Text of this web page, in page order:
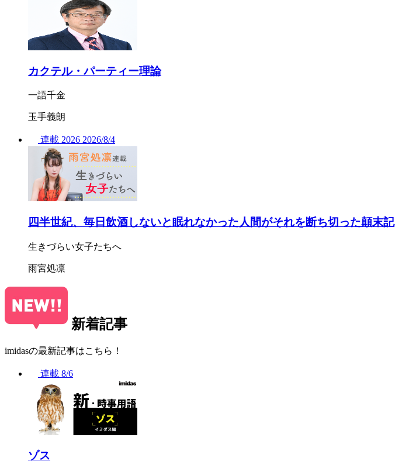
カクテル・パーティー理論
一語千金
玉手義朗
連載 2026 2026/8/4
四半世紀、毎日飲酒しないと眠れなかった人間がそれを断ち切った顛末記
生きづらい女子たちへ
雨宮処凛
新着記事
imidasの最新記事はこちら！
連載 8/6
ゾス